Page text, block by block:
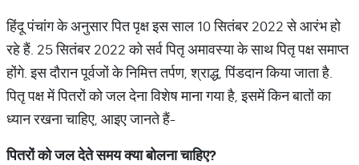
हिंदू पंचांग के अनुसार पित पृक्ष इस साल 10 सितंबर 2022 से आरंभ हो
रहे हैं. 25 सितंबर 2022 को सर्व पितृ अमावस्या के साथ पितृ पक्ष समाप्त
होंगे. इस दौरान पूर्वजों के निमित्त तर्पण, श्राद्ध, पिंडदान किया जाता है.
पितृ पक्ष में पितरों को जल देना विशेष माना गया है, इसमें किन बातों का
ध्यान रखना चाहिए, आइए जानते हैं-
पितरों को जल देते समय क्या बोलना चाहिए?